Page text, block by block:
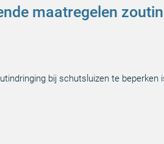
maatregelen
bij schutsluizen te